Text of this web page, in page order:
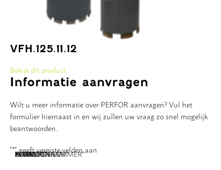
VFH.125.11.12
Bekijk dit product
Informatie aanvragen
Wilt u meer informatie over PERFOR aanvragen? Vul het
formulier hiernaast in en wij zullen uw vraag zo snel mogelijk
beantwoorden.
"*" geeft vereiste velden aan
NAAM*
BEDRIJFSNAAM*
E-MAILADRES*
TELEFOONNUMMER*
POSTCODE
ADRES
BERICHT*